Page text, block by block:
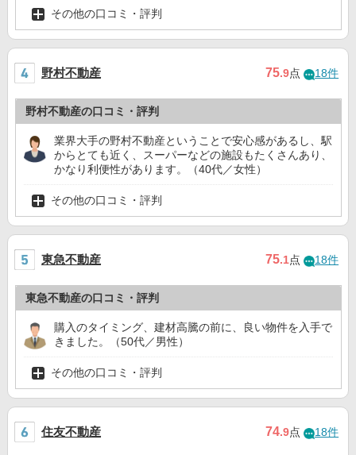
その他の口コミ・評判
野村不動産 75.9点 18件
野村不動産の口コミ・評判
業界大手の野村不動産ということで安心感があるし、駅
からとても近く、スーパーなどの施設もたくさんあり、
かなり利便性があります。（40代／女性）
その他の口コミ・評判
東急不動産 75.1点 18件
東急不動産の口コミ・評判
購入のタイミング、建材高騰の前に、良い物件を入手で
きました。（50代／男性）
その他の口コミ・評判
住友不動産 74.9点 18件